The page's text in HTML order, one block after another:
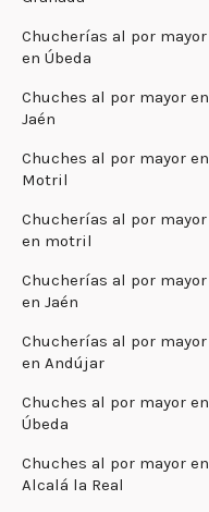
Chucherías al por mayor
en Úbeda
Chuches al por mayor en
Jaén
Chuches al por mayor en
Motril
Chucherías al por mayor
en motril
Chucherías al por mayor
en Jaén
Chucherías al por mayor
en Andújar
Chuches al por mayor en
Úbeda
Chuches al por mayor en
Alcalá la Real